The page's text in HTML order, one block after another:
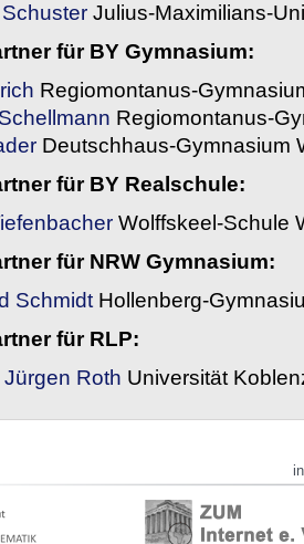
Julius-Maximilians-
für BY Gymnasium:
Regiomontanus-
Regiomontanus-
Deutschhaus-Gymnasium
für BY Realschule:
Wolffskeel-Schule
für NRW Gymnasium:
Schmidt Hollenberg-
für RLP:
Jürgen Roth Universität